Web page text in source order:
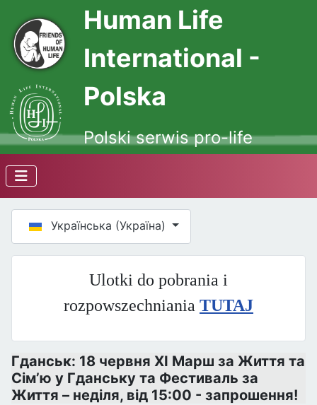
Human Life
International -
Polska
Polski serwis pro-life
Оберіть свою мову
Українська (Україна)
Ulotki do pobrania i
rozpowszechniania TUTAJ
Гданськ: 18 червня XI Марш за Життя та
Сім’ю у Гданську та Фестиваль за
Життя – неділя, від 15:00 - запрошення!